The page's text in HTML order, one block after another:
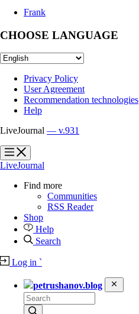
Frank
CHOOSE LANGUAGE
Privacy Policy
User Agreement
Recommendation technologies
Help
LiveJournal — v.931
?
?
LiveJournal
Find more
Communities
RSS Reader
Shop
Help
Search
Log in `
petrushanov.blog